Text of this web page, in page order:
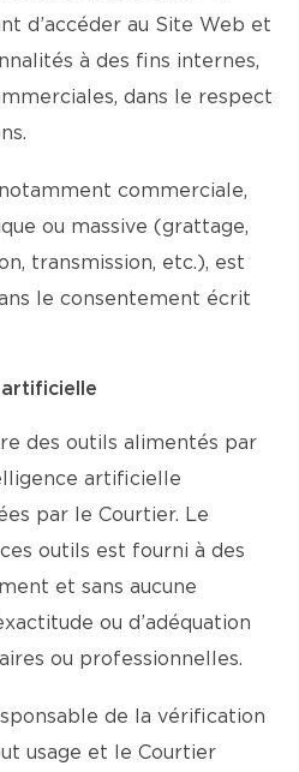
d’accéder au Site Web et
à des fins internes,
dans le respect
commerciale,
ou massive (grattage,
transmission, etc.), est
le consentement écrit
artificielle
des outils alimentés par
artificielle
par le Courtier. Le
outils est fourni à des
et sans aucune
ou d’adéquation
ou professionnelles.
de la vérification
usage et le Courtier